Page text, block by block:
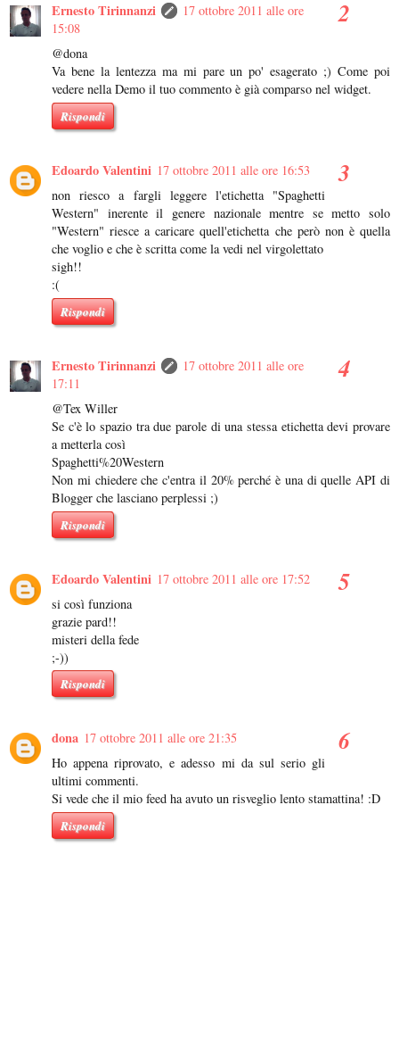
Ernesto Tirinnanzi
17 ottobre 2011 alle ore
15:08
@dona
Va bene la lentezza ma mi pare un po' esagerato ;) Come poi
vedere nella Demo il tuo commento è già comparso nel widget.
Rispondi
Edoardo Valentini 17 ottobre 2011 alle ore 16:53
non riesco a fargli leggere l'etichetta "Spaghetti
Western" inerente il genere nazionale mentre se metto solo
"Western" riesce a caricare quell'etichetta che però non è quella
che voglio e che è scritta come la vedi nel virgolettato
sigh!!
:(
Rispondi
Ernesto Tirinnanzi
17 ottobre 2011 alle ore
17:11
@Tex Willer
Se c'è lo spazio tra due parole di una stessa etichetta devi provare
a metterla così
Spaghetti%20Western
Non mi chiedere che c'entra il 20% perché è una di quelle API di
Blogger che lasciano perplessi ;)
Rispondi
Edoardo Valentini 17 ottobre 2011 alle ore 17:52
si così funziona
grazie pard!!
misteri della fede
;-))
Rispondi
dona 17 ottobre 2011 alle ore 21:35
Ho appena riprovato, e adesso mi da sul serio gli
ultimi commenti.
Si vede che il mio feed ha avuto un risveglio lento stamattina! :D
Rispondi